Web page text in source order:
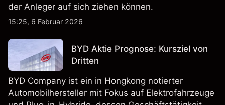
der Anleger auf sich ziehen können.
15:25, 6 Februar 2026
BYD Aktie Prognose: Kursziel von
Dritten
BYD Company ist ein in Hongkong notierter
Automobilhersteller mit Fokus auf Elektrofahrzeuge